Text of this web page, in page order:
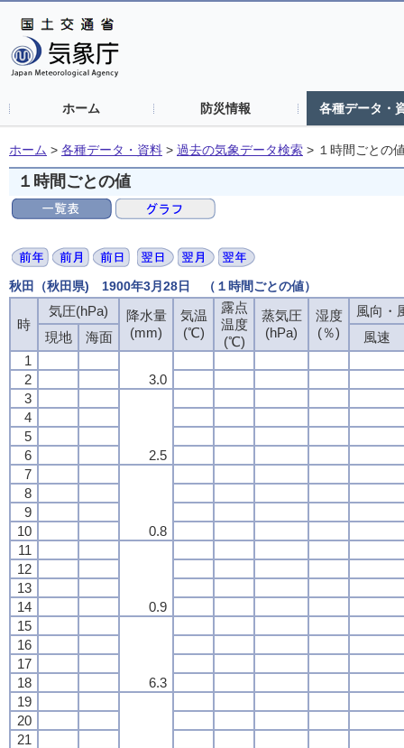
ホーム 防災情報 各種データ・
ホーム > 各種データ・資料 > 過去の気象データ検索 > １時間ごとの
１時間ごとの値
秋田（秋田県) 1900年3月28日 （１時間ごとの値）
時
気圧(hPa)
降水量
(mm)
気温
(℃)
露点
温度
(℃)
蒸気圧
(hPa)
湿度
(％)
風向・
現地
海面
風速
1
3.0
2
3
2.5
4
5
6
7
0.8
8
9
10
11
0.9
12
13
14
15
6.3
16
17
18
19
20
21